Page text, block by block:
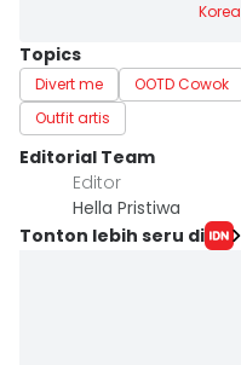
Korea
Topics
Divert me OOTD Cowok
Outfit artis
Editorial Team
Editor
Hella Pristiwa
Tonton lebih seru di